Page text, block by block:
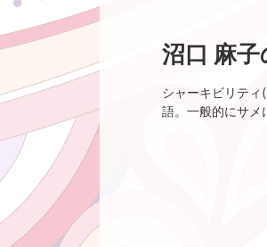
沼口 麻
シャーキビリテ
語。一般的にサメ